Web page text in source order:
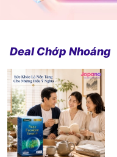
Deal Chớp Nhoáng